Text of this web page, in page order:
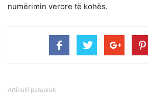
numërimin verore të kohës.
Artikulli paraprak